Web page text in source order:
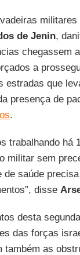
de Jenin,
chegassem
a
estradas que
presença de
.
trabalhando há
militar sem
de saúde
disse
desta
das forças
também as